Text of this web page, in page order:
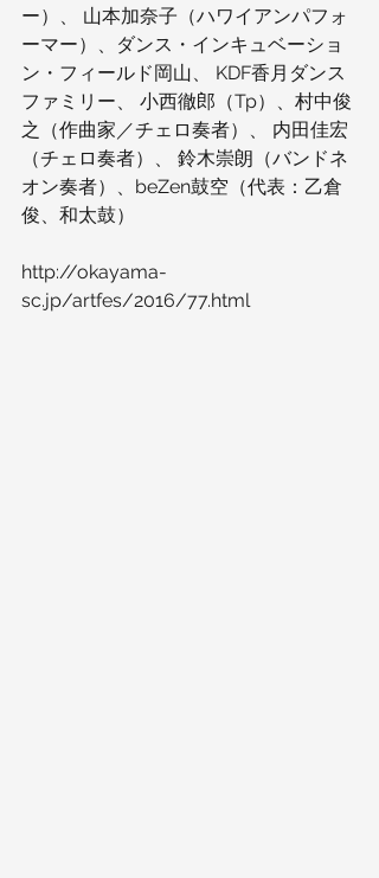
ー）、 山本加奈子（ハワイアンパフォ
ーマー）、ダンス・インキュベーショ
ン・フィールド岡山、 KDF香月ダンス
ファミリー、 小西徹郎（Tp）、村中俊
之（作曲家／チェロ奏者）、 内田佳宏
（チェロ奏者）、 鈴木崇朗（バンドネ
オン奏者）、beZen鼓空（代表：乙倉
俊、和太鼓）
http://okayama-
sc.jp/artfes/2016/77.html